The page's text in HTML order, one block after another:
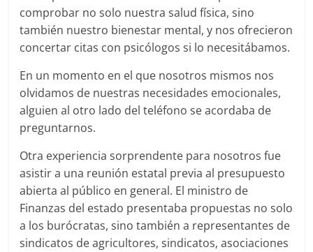
comprobar no solo nuestra salud física, sino
también nuestro bienestar mental, y nos ofrecieron
concertar citas con psicólogos si lo necesitábamos.
En un momento en el que nosotros mismos nos
olvidamos de nuestras necesidades emocionales,
alguien al otro lado del teléfono se acordaba de
preguntarnos.
Otra experiencia sorprendente para nosotros fue
asistir a una reunión estatal previa al presupuesto
abierta al público en general. El ministro de
Finanzas del estado presentaba propuestas no solo
a los burócratas, sino también a representantes de
sindicatos de agricultores, sindicatos, asociaciones